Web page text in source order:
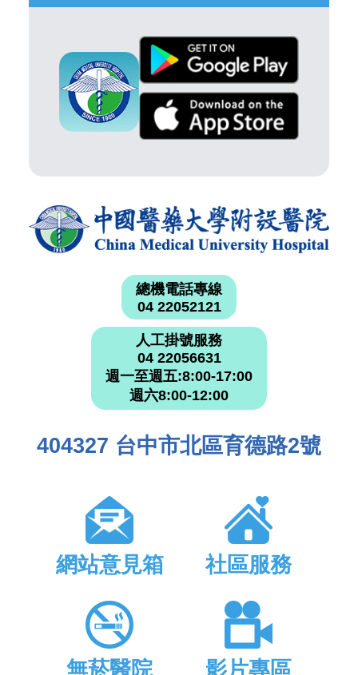
總機電話專線
04 22052121
人工掛號服務
04 22056631
週一至週五:8:00-17:00
週六8:00-12:00
404327 台中市北區育德路2號
網站意見箱 社區服務
無菸醫院 影片專區